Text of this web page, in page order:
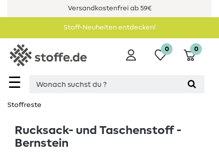
Versandkostenfrei ab 59€
Stoff-Neuheiten entdecken!
☰
0 0
Stoffreste
Rucksack- und Taschenstoff -
Bernstein